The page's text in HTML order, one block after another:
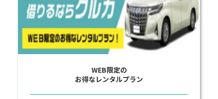
WEB限定の
お得なレンタルプラン